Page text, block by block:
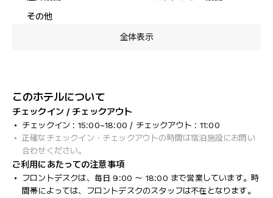
その他
全体表示
このホテルについて
チェックイン / チェックアウト
チェックイン : 15:00~18:00 / チェックアウト : 11:00
正確なチェックイン・チェックアウトの時間は宿泊施設にお問い
合わせください。
ご利用にあたっての注意事項
フロントデスクは、毎日 9:00 ～ 18:00 まで営業しています。時
間帯によっては、フロントデスクのスタッフは不在となります。